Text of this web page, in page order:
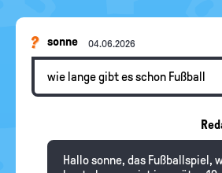
sonne 04.06.2026
wie lange gibt es schon Fußball
Hallo sonne, das Fußballspiel,